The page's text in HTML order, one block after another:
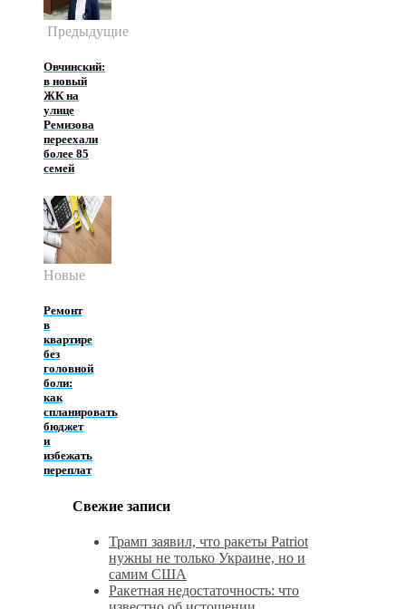
Предыдущие
Овчинский:
в новый
ЖК на
улице
Ремизова
переехали
более 85
семей
Новые
Ремонт
в
квартире
без
головной
боли:
как
спланировать
бюджет
и
избежать
переплат
Свежие записи
Трамп заявил, что ракеты Patriot
нужны не только Украине, но и
самим США
Ракетная недостаточность: что